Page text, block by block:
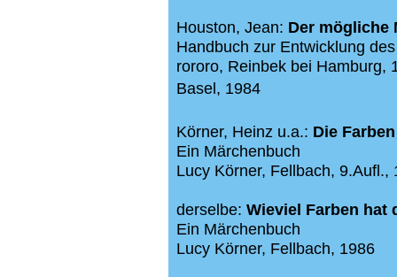
Houston, Jean: Der mögliche
Handbuch zur Entwicklung
rororo, Reinbek bei Hamburg,
Basel, 1984
Körner, Heinz u.a.: Die
Ein Märchenbuch
Lucy Körner, Fellbach, 9.Aufl.,
derselbe: Wieviel Farben hat
Ein Märchenbuch
Lucy Körner, Fellbach, 1986